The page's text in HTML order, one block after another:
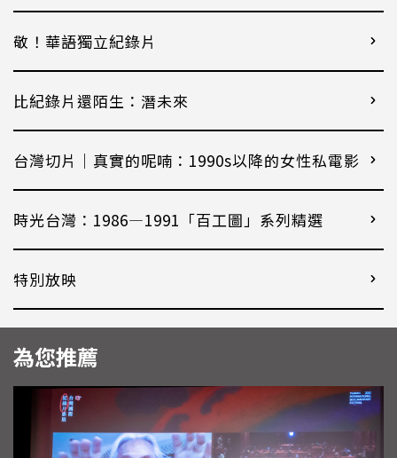
敬！華語獨立紀錄片
比紀錄片還陌生：潛未來
台灣切片｜真實的呢喃：1990s以降的女性私電影
時光台灣：1986—1991「百工圖」系列精選
特別放映
為您推薦